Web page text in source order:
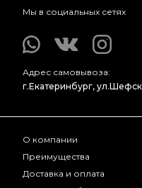
Мы в социальных сетях
Адрес самовывоза:
О компании
Преимущества
Доставка и оплата